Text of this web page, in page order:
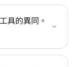
具的異同。